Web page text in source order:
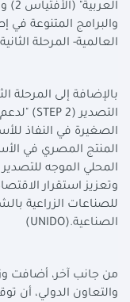
والبرامج المتنوعة في
العالمية- المرحلة الثانية
بالإضافة إلى المرحلة
التصدير" (STEP 2)
الصغيرة في النفاذ
المنتج المصري في
المحلي الموجه
وتعزيز استقرار
للصناعات الزراعية
الصناعية(UNIDO).
من جانب آخر، أضافت
والتعاون الدولي، أن